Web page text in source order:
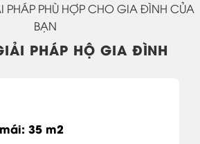
PHÁP PHÙ HỢP CHO GIA ĐÌNH CỦA
BẠN
PHÁP HỘ GIA ĐÌNH
35 m2